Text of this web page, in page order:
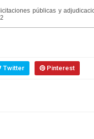
públicas y
Twitter Pinterest